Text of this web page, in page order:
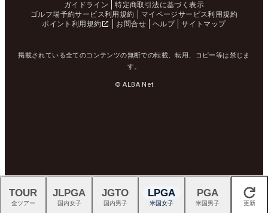
ガイドライン
特定商取引法に基づく表示
ゴルフ場予約サービス利用規約
マイページサービス利用規約
ポイント利用規約
お問合せ ヘルプ サイトマップ
掲載されている全てのコンテンツの無断での転載、転用、コピー等は禁じま
す。
© ALBA Net
閉じる
TOUR
全ツアー
JLPGA
国内女子
JGTO
国内男子
LPGA
米国女子
PGA
米国男子 更新